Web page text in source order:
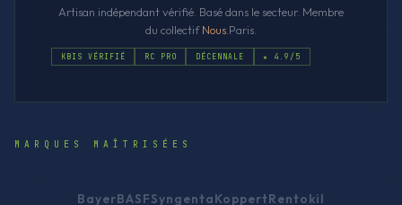
Artisan indépendant vérifié. Basé dans le secteur. Membre
du collectifNous.Paris.
KBIS VÉRIFIÉ RC PRO DÉCENNALE ★ 4.9/5
MARQUES MAÎTRISÉES
BayerBASFSyngentaKoppertRentokil